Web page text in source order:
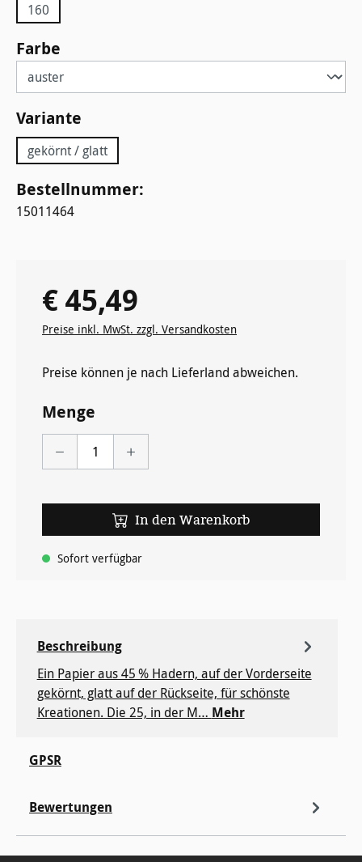
160
Farbe
Variante
gekörnt / glatt
Bestellnummer:
15011464
Regulärer Preis:
€ 45,49
Preise inkl. MwSt. zzgl. Versandkosten
Preise können je nach Lieferland abweichen.
Menge
In den Warenkorb
Sofort verfügbar
Beschreibung
Ein Papier aus 45 % Hadern, auf der Vorderseite
gekörnt, glatt auf der Rückseite, für ­schönste
Kreationen. Die 25, in der M… Mehr
GPSR
Bewertungen